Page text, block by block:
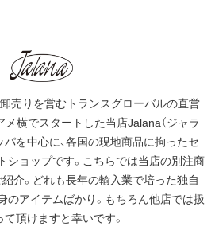
売りを営むトランスグローバルの直営
メ横でスタートした当店Jalana（ジャラ
パを中心に、各国の現地商品に拘ったセ
ショップです。こちらでは当店の別注商
介。どれも長年の輸入業で培った独自
のアイテムばかり。もちろん他店では扱
頂けますと幸いです。